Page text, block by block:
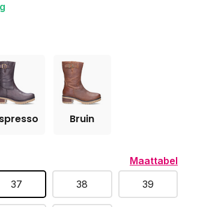
Bruin
Maattabel
37 38 39